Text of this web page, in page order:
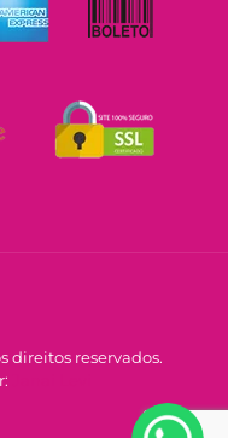
direitos reservados.